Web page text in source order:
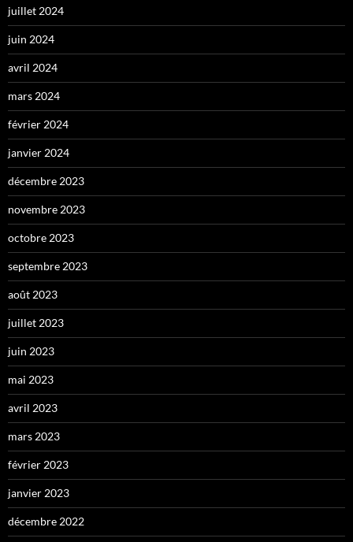
juillet 2024
juin 2024
avril 2024
mars 2024
février 2024
janvier 2024
décembre 2023
novembre 2023
octobre 2023
septembre 2023
août 2023
juillet 2023
juin 2023
mai 2023
avril 2023
mars 2023
février 2023
janvier 2023
décembre 2022